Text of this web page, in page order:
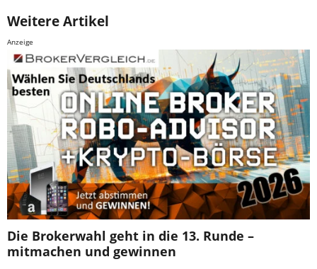
Weitere Artikel
Anzeige
Die Brokerwahl geht in die 13. Runde –
mitmachen und gewinnen